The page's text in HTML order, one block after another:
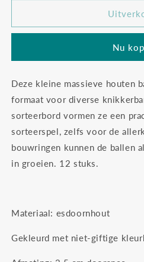
kleine
kleine
regenboog
Nu
Deze kleine massieve houten
formaat voor diverse
sorteerbord vormen ze een
sorteerspel, zelfs voor de
bouwringen kunnen de ballen
in groeien. 12 stuks.
Materiaal: esdoornhout
Gekleurd met niet-giftige